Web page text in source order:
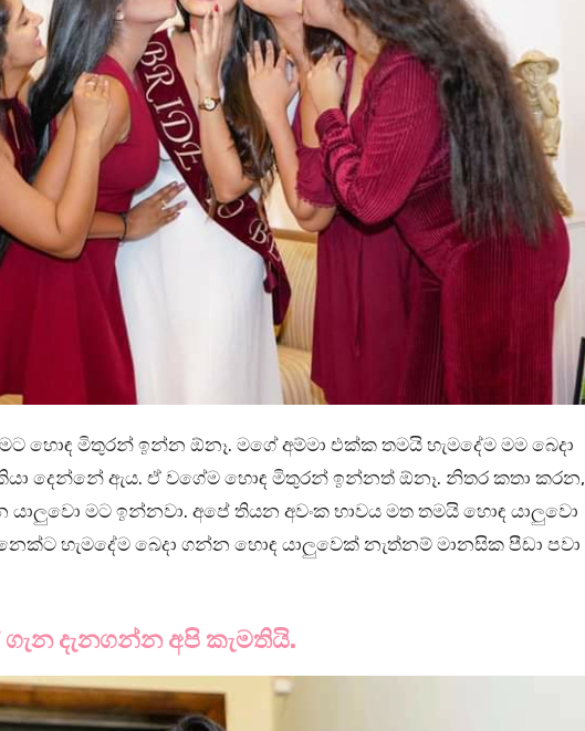
හොඳ මිතුරන් ඉන්න ඕනෑ. මගේ අම්මා එක්ක තමයි හැමදේම මම බෙදා
දෙන්නේ ඇය. ඒ වගේම හොඳ මිතුරන් ඉන්නත් ඕනෑ. නිතර කතා කරන,
මට ඉන්නවා. අපේ තියන අවංක භාවය මත තමයි හොඳ යාලුවො
හැමදේම බෙදා ගන්න හොඳ යාලුවෙක් නැත්නම් මානසික පීඩා පවා
දැනගන්න අපි කැමතියි.